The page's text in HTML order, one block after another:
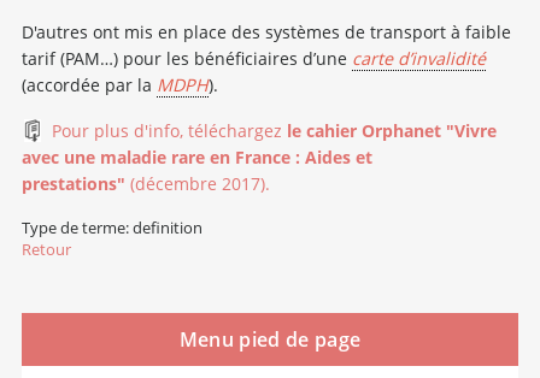
D'autres ont mis en place des systèmes de transport à faible
tarif (PAM…) pour les bénéficiaires d’une carte d’invalidité
(accordée par la MDPH).
Pour plus d'info, téléchargez le cahier Orphanet "Vivre
avec une maladie rare en France : Aides et
prestations" (décembre 2017).
Type de terme: definition
Retour
Menu pied de page